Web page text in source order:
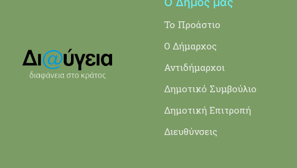
Το Προάστιο
Ο Δήμαρχος
Αντιδήμαρχοι
Δημοτικό Συμβούλιο
Δημοτική Επιτροπή
Διευθύνσεις